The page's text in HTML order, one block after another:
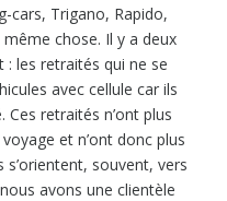
cars, Trigano, Rapido,
chose. Il y a deux
les retraités qui ne se
avec cellule car ils
retraités n’ont plus
et n’ont donc plus
s’orientent, souvent, vers
avons une clientèle